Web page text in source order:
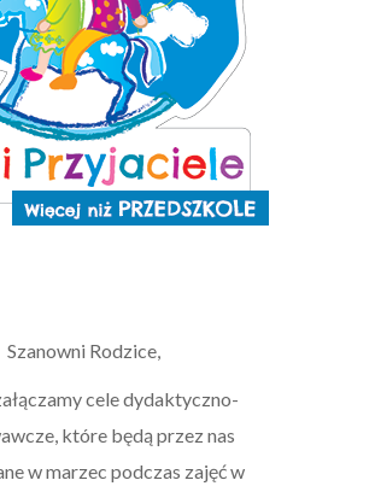
Szanowni Rodzice,
cele dydaktyczno-
które będą przez nas
w marzec podczas zajęć w